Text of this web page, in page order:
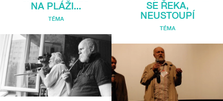
NA PLÁŽI...
TÉMA
SE ŘEKA,
NEUSTOUPÍ
TÉMA